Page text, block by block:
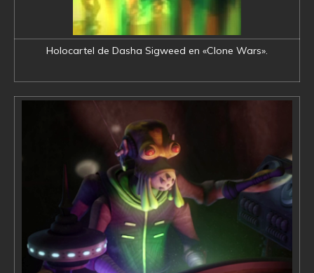
Holocartel de Dasha Sigweed en «Clone Wars».